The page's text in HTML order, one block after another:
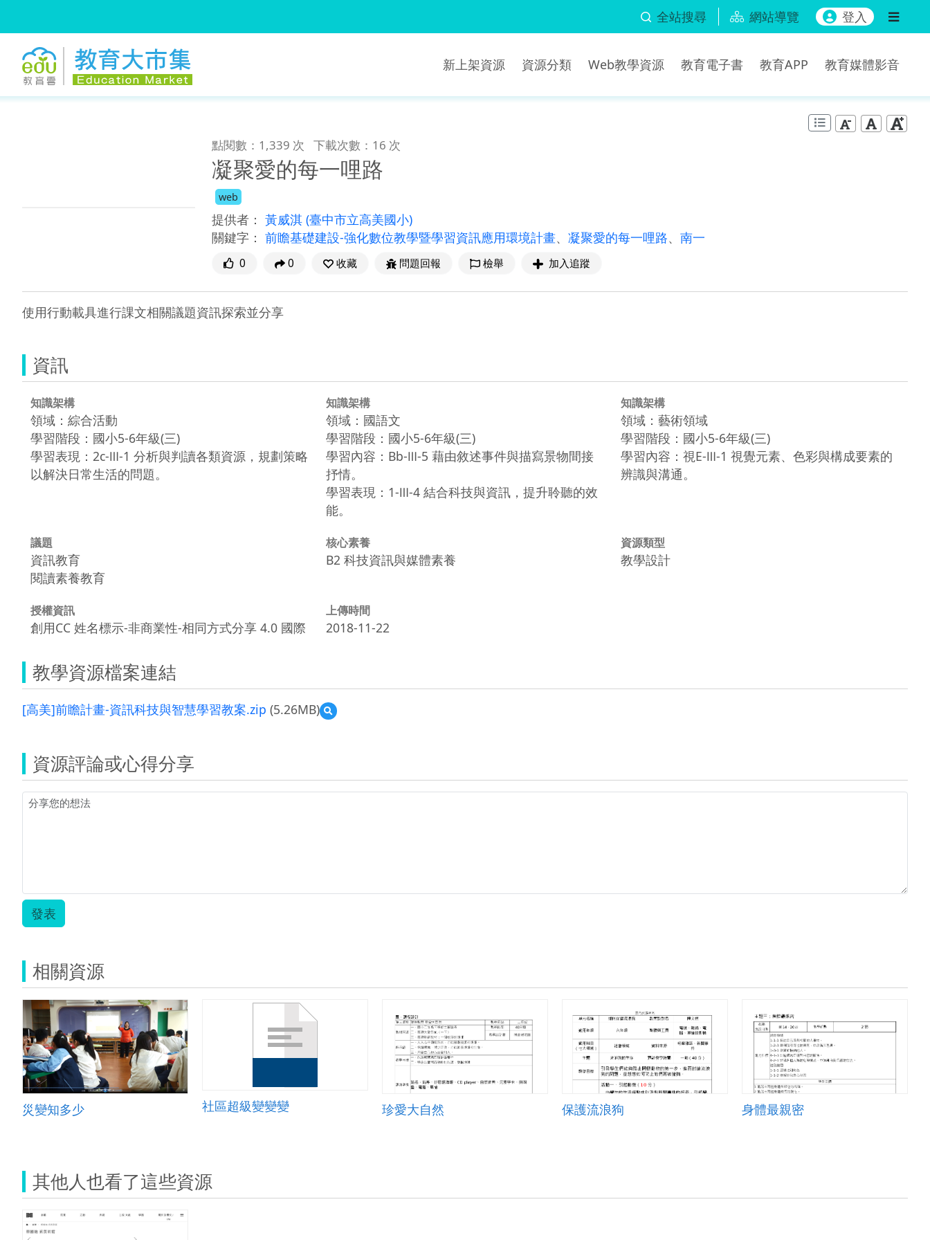
全站搜尋 網站導覽 登入
新上架資源 資源分類 Web教學資源 教育電子書 教育APP 教育媒體影音
點閱數：1,339 次 下載次數：16 次
凝聚愛的每一哩路
web
提供者： 黃威淇 (臺中市立高美國小)
關鍵字： 前瞻基礎建設-強化數位教學暨學習資訊應用環境計畫、 凝聚愛的每一哩路、 南一
0 0 收藏 問題回報 檢舉 加入追蹤
使用行動載具進行課文相關議題資訊探索並分享
資訊
知識架構
領域：綜合活動
學習階段：國小5-6年級(三)
學習表現：2c-Ⅲ-1 分析與判讀各類資源，規劃策略
以解決日常生活的問題。
知識架構
領域：國語文
學習階段：國小5-6年級(三)
學習內容：Bb-Ⅲ-5 藉由敘述事件與描寫景物間接
抒情。
學習表現：1-Ⅲ-4 結合科技與資訊，提升聆聽的效
能。
知識架構
領域：藝術領域
學習階段：國小5-6年級(三)
學習內容：視E-Ⅲ-1 視覺元素、色彩與構成要素的
辨識與溝通。
議題
資訊教育
閱讀素養教育
核心素養
B2 科技資訊與媒體素養
資源類型
教學設計
授權資訊
創用CC 姓名標示-非商業性-相同方式分享 4.0 國際
上傳時間
2018-11-22
教學資源檔案連結
[高美]前瞻計畫-資訊科技與智慧學習教案.zip (5.26MB)
預
覽
計
慧
資源評論或心得分享
發表
相關資源
災變知多少 社區超級變變變 珍愛大自然 保護流浪狗 身體最親密
其他人也看了這些資源